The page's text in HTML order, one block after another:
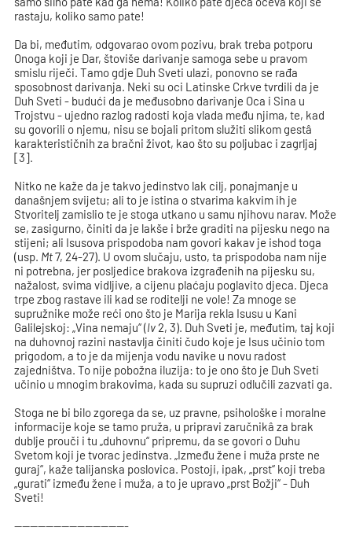
rastaju, koliko samo pate!
Da bi, međutim, odgovarao ovom pozivu, brak treba potporu
Onoga koji je Dar, štoviše darivanje samoga sebe u pravom
smislu riječi. Tamo gdje Duh Sveti ulazi, ponovno se rađa
sposobnost darivanja. Neki su oci Latinske Crkve tvrdili da je
Duh Sveti - budući da je međusobno darivanje Oca i Sina u
Trojstvu - ujedno razlog radosti koja vlada među njima, te, kad
su govorili o njemu, nisu se bojali pritom služiti slikom gestâ
karakterističnih za bračni život, kao što su poljubac i zagrljaj
[3].
Nitko ne kaže da je takvo jedinstvo lak cilj, ponajmanje u
današnjem svijetu; ali to je istina o stvarima kakvim ih je
Stvoritelj zamislio te je stoga utkano u samu njihovu narav. Može
se, zasigurno, činiti da je lakše i brže graditi na pijesku nego na
stijeni; ali Isusova prispodoba nam govori kakav je ishod toga
(usp. Mt7, 24-27). U ovom slučaju, usto, ta prispodoba nam nije
ni potrebna, jer posljedice brakova izgrađenih na pijesku su,
nažalost, svima vidljive, a cijenu plaćaju poglavito djeca. Djeca
trpe zbog rastave ili kad se roditelji ne vole! Za mnoge se
supružnike može reći ono što je Marija rekla Isusu u Kani
Galilejskoj: „Vina nemaju“ (Iv 2, 3). Duh Sveti je, međutim, taj koji
na duhovnoj razini nastavlja činiti čudo koje je Isus učinio tom
prigodom, a to je da mijenja vodu navike u novu radost
zajedništva. To nije pobožna iluzija: to je ono što je Duh Sveti
učinio u mnogim brakovima, kada su supruzi odlučili zazvati ga.
Stoga ne bi bilo zgorega da se, uz pravne, psihološke i moralne
informacije koje se tamo pruža, u pripravi zaručnikâ za brak
dublje prouči i tu „duhovnu“ pripremu, da se govori o Duhu
Svetom koji je tvorac jedinstva. „Između žene i muža prste ne
guraj“, kaže talijanska poslovica. Postoji, ipak, „prst“ koji treba
„gurati“ između žene i muža, a to je upravo „prst Božji“ - Duh
Sveti!
——————————————-